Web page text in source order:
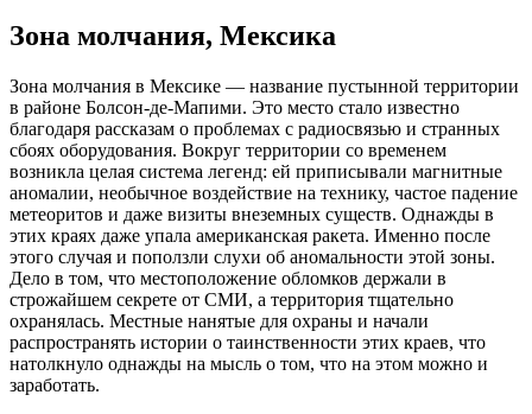
Зона молчания, Мексика
Зона молчания в Мексике — название пустынной территории
в районе Болсон-де-Мапими. Это место стало известно
благодаря рассказам о проблемах с радиосвязью и странных
сбоях оборудования. Вокруг территории со временем
возникла целая система легенд: ей приписывали магнитные
аномалии, необычное воздействие на технику, частое падение
метеоритов и даже визиты внеземных существ. Однажды в
этих краях даже упала американская ракета. Именно после
этого случая и поползли слухи об аномальности этой зоны.
Дело в том, что местоположение обломков держали в
строжайшем секрете от СМИ, а территория тщательно
охранялась. Местные нанятые для охраны и начали
распространять истории о таинственности этих краев, что
натолкнуло однажды на мысль о том, что на этом можно и
заработать.